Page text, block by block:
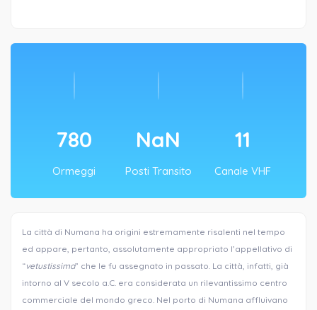
780
Ormeggi
NaN
Posti Transito
11
Canale VHF
La città di Numana ha origini estremamente risalenti nel tempo
ed appare, pertanto, assolutamente appropriato l’appellativo di
“vetustissima” che le fu assegnato in passato. La città, infatti, già
intorno al V secolo a.C. era considerata un rilevantissimo centro
commerciale del mondo greco. Nel porto di Numana affluivano